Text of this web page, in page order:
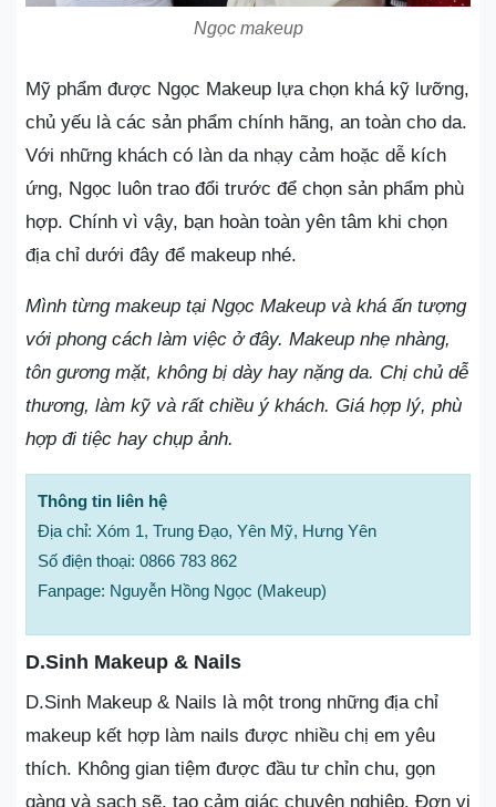
Ngọc makeup
Mỹ phẩm được Ngọc Makeup lựa chọn khá kỹ lưỡng,
chủ yếu là các sản phẩm chính hãng, an toàn cho da.
Với những khách có làn da nhạy cảm hoặc dễ kích
ứng, Ngọc luôn trao đổi trước để chọn sản phẩm phù
hợp. Chính vì vậy, bạn hoàn toàn yên tâm khi chọn
địa chỉ dưới đây để makeup nhé.
Mình từng makeup tại Ngọc Makeup và khá ấn tượng
với phong cách làm việc ở đây. Makeup nhẹ nhàng,
tôn gương mặt, không bị dày hay nặng da. Chị chủ dễ
thương, làm kỹ và rất chiều ý khách. Giá hợp lý, phù
hợp đi tiệc hay chụp ảnh.
Thông tin liên hệ
Địa chỉ: Xóm 1, Trung Đạo, Yên Mỹ, Hưng Yên
Số điện thoại: 0866 783 862
Fanpage: Nguyễn Hồng Ngọc (Makeup)
D.Sinh Makeup & Nails
D.Sinh Makeup & Nails là một trong những địa chỉ
makeup kết hợp làm nails được nhiều chị em yêu
thích. Không gian tiệm được đầu tư chỉn chu, gọn
gàng và sạch sẽ, tạo cảm giác chuyên nghiệp. Đơn vị